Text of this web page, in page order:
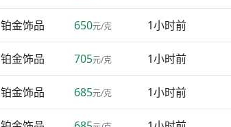
铂金饰品 650元/克 1小时前
铂金饰品 705元/克 1小时前
铂金饰品 685元/克 1小时前